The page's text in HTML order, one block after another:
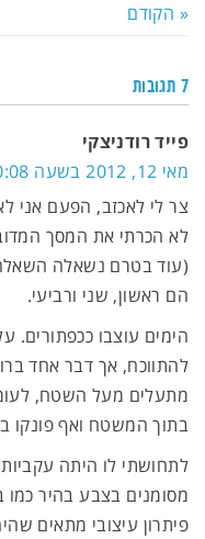
« הקודם
7 תגובות
פייד רודניצקי
מאי 12, 2012 בשעה 20:08
צר לי לאכזב, הפעם אני
לא הכרתי את המסך
(עוד בטרם נשאלה
הם ראשון, שני ורביעי.
הימים עוצבו ככפתורים.
להתווכח, אך דבר אחד
מתעלים מעל השטח,
בתוך המשטח ואף פונקו
לתחושתי לו היתה עקביות
מסומנים בצבע בהיר
פיתרון עיצובי מתאים